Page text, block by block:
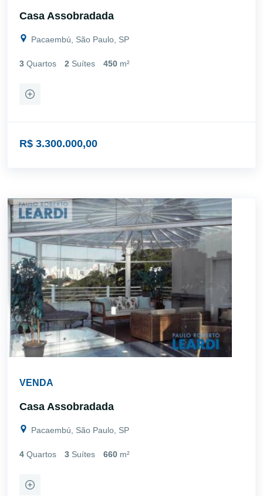
Casa Assobradada
Pacaembú, São Paulo, SP
3 Quartos 2 Suítes 450 m²
R$ 3.300.000,00
VENDA
Casa Assobradada
Pacaembú, São Paulo, SP
4 Quartos 3 Suítes 660 m²